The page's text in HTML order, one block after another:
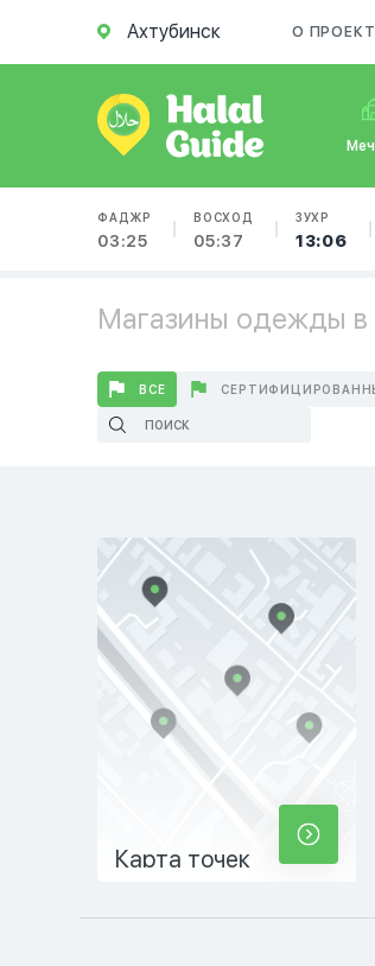
Ахтубинск О
ФАДЖР
03:25
ВОСХОД
05:37
ЗУХР
13:06
Магазины одежды в
ВСЕ
Карта точек